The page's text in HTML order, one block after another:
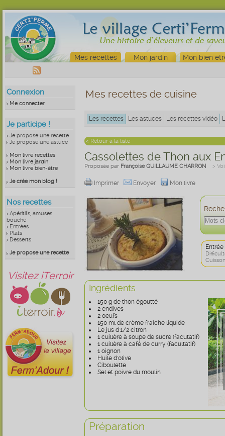
Mes recettes Mon jardin Mon bien
Connexion
Me connecter
Je participe !
Je propose une recette
Je propose une astuce
Mon livre recettes
Mon livre jardin
Mon livre bien-être
Je crée mon blog !
Nos recettes
Apéritifs, amuses
bouche
Entrées
Plats
Desserts
Je propose une recette
Visitez iTerroir
Mes recettes de cuisine
Les recettes Les astuces Les recettes vidéo
< Retour à la liste
Cassolettes de Thon aux
Proposée par Françoise GUILLAUME CHARRON >
Imprimer Envoyer Mon livre
Entrée
Ingrédients
150 g de thon égoutté
2 endives
2 oeufs
150 ml de crème fraîche liquide
Le jus d'1/2 citron
1 cuillère à soupe de sucre (facutatif)
1 cuillère à café de curry (facultatif)
1 oignon
Huile d'olive
Ciboulette
Sel et poivre du moulin
Préparation